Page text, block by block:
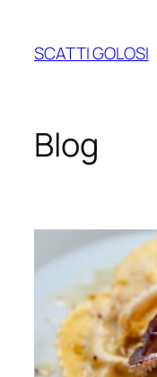
contenuto
SCATTI GOLOSI
Blog